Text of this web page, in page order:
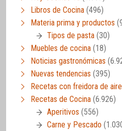
Libros de Cocina (496)
Materia prima y productos
Tipos de pasta (30)
Muebles de cocina (18)
Noticias gastronómicas
Nuevas tendencias (395)
Recetas con freidora de
Recetas de Cocina (6.926)
Aperitivos (556)
Carne y Pescado